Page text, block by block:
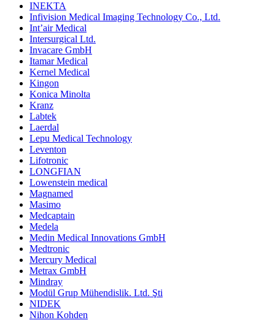
INEKTA
Infivision Medical Imaging Technology Co., Ltd.
Int’air Medical
Intersurgical Ltd.
Invacare GmbH
Itamar Medical
Kernel Medical
Kingon
Konica Minolta
Kranz
Labtek
Laerdal
Lepu Medical Technology
Leventon
Lifotronic
LONGFIAN
Lowenstein medical
Magnamed
Masimo
Medcaptain
Medela
Medin Medical Innovations GmbH
Medtronic
Mercury Medical
Metrax GmbH
Mindray
Modül Grup Mühendislik. Ltd. Şti
NIDEK
Nihon Kohden